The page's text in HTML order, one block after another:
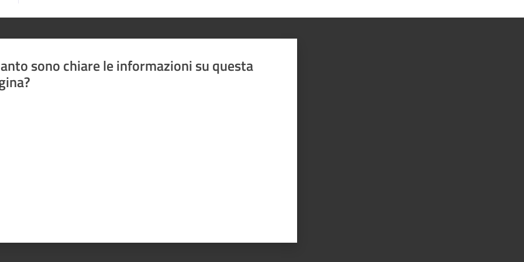
sono chiare le informazioni su questa